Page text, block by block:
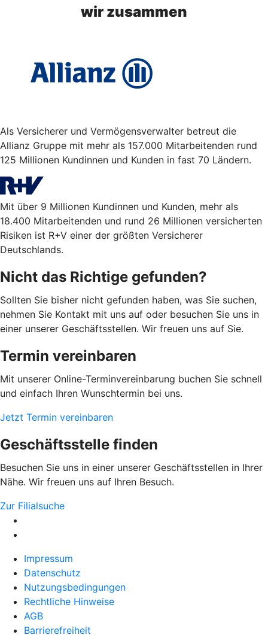
wir zusammen
Als Versicherer und Vermögensverwalter betreut die
Allianz Gruppe mit mehr als 157.000 Mitarbeitenden rund
125 Millionen Kundinnen und Kunden in fast 70 Ländern.
Mit über 9 Millionen Kundinnen und Kunden, mehr als
18.400 Mitarbeitenden und rund 26 Millionen versicherten
Risiken ist R+V einer der größten Versicherer
Deutschlands.
Nicht das Richtige gefunden?
Sollten Sie bisher nicht gefunden haben, was Sie suchen,
nehmen Sie Kontakt mit uns auf oder besuchen Sie uns in
einer unserer Geschäftsstellen. Wir freuen uns auf Sie.
Termin vereinbaren
Mit unserer Online-Terminvereinbarung buchen Sie schnell
und einfach Ihren Wunschtermin bei uns.
Jetzt Termin vereinbaren
Geschäftsstelle finden
Besuchen Sie uns in einer unserer Geschäftsstellen in Ihrer
Nähe. Wir freuen uns auf Ihren Besuch.
Zur Filialsuche
Impressum
Datenschutz
Nutzungsbedingungen
Rechtliche Hinweise
AGB
Barrierefreiheit